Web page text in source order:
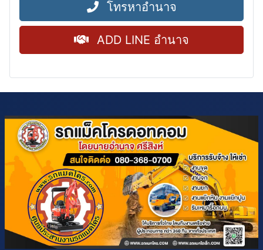
โทรหาอำนาจ
ADD LINE อำนาจ